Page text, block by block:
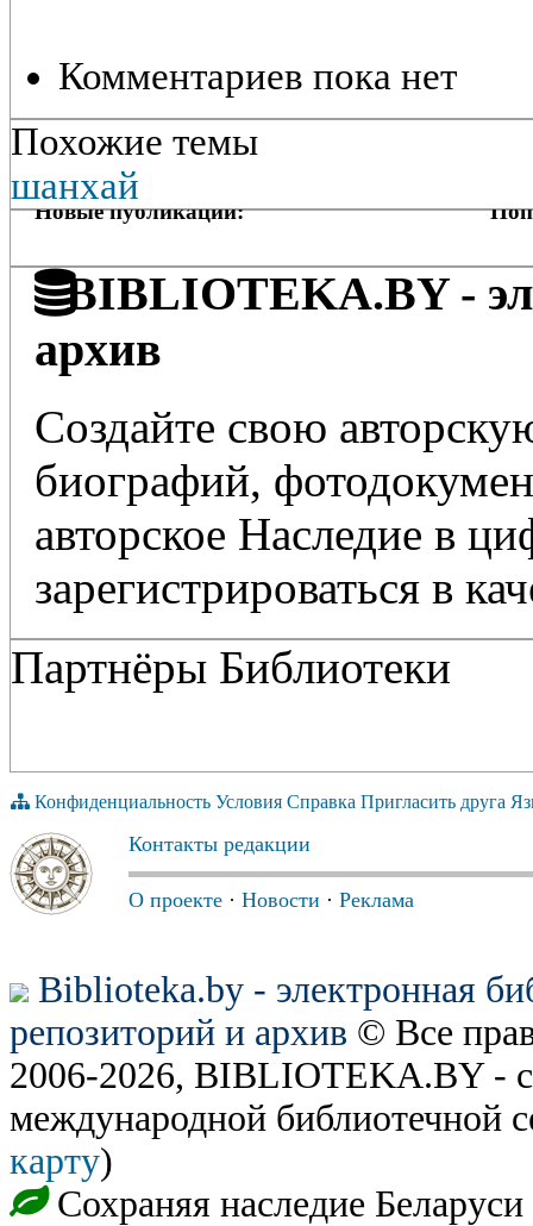
Комментариев пока нет
Похожие темы
шанхай
Новые публикации:
BIBLIOTEKA.BY -
архив
Создайте свою
биографий,
авторское Наследие в
зарегистрироваться в
Партнёры Библиотеки
Конфиденциальность Условия Справка Пригласить друга
Контакты редакции
О проекте · Новости · Реклама
Biblioteka.by - электронная
репозиторий и архив © Все
2006-2026, BIBLIOTEKA.BY -
международной библиотечной
карту)
Сохраняя наследие Беларуси